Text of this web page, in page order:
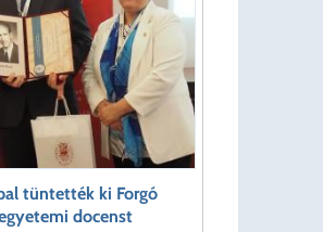
tüntették ki Forgó
docenst